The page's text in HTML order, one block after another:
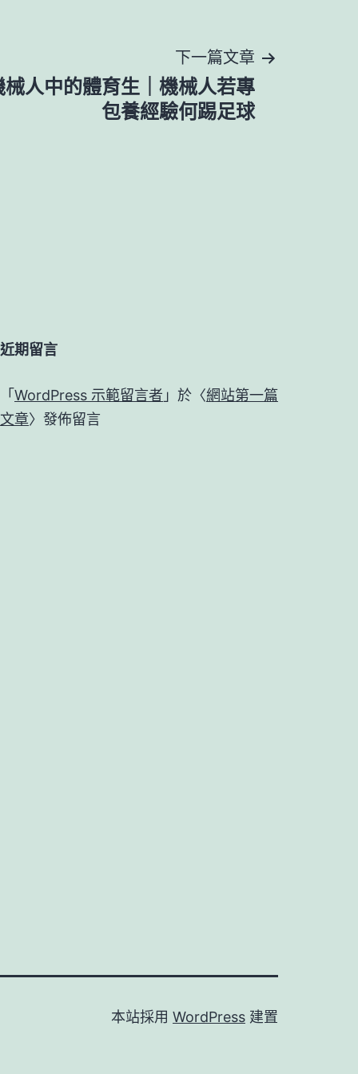
下一篇文章
械人中的體育生｜機械人若專
包養經驗何踢足球
近期留言
「 WordPress 示範留言者 」於〈網站第一篇
文章〉發佈留言
本站採用 WordPress 建置